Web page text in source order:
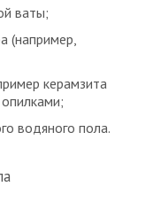
ваты;
(например,
керамзита
водяного пола.